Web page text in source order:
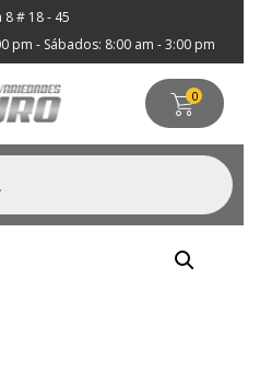
8 # 18 - 45
pm - Sábados: 8:00 am - 3:00 pm
0